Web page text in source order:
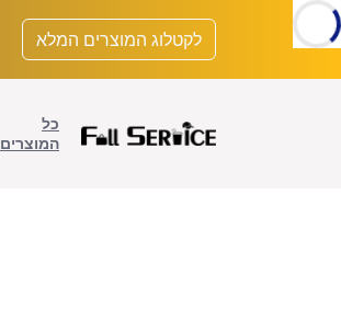
לתוכן
לקטלוג המוצרים המלא
כל
המוצרים